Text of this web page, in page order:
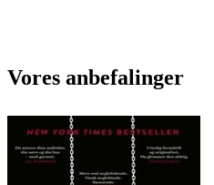
Vores anbefalinger